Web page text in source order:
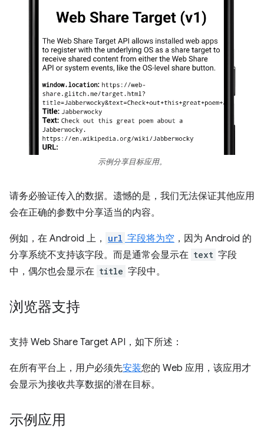
示例分享目标应用。
请务必验证传入的数据。遗憾的是，我们无法保证其他应用
会在正确的参数中分享适当的内容。
例如，在 Android 上， url 字段将为空 ，因为 Android 的
分享系统不支持该字段。而是通常会显示在 text 字段
中，偶尔也会显示在 title 字段中。
浏览器支持
支持 Web Share Target API，如下所述：
在所有平台上，用户必须先安装您的 Web 应用，该应用才
会显示为接收共享数据的潜在目标。
示例应用